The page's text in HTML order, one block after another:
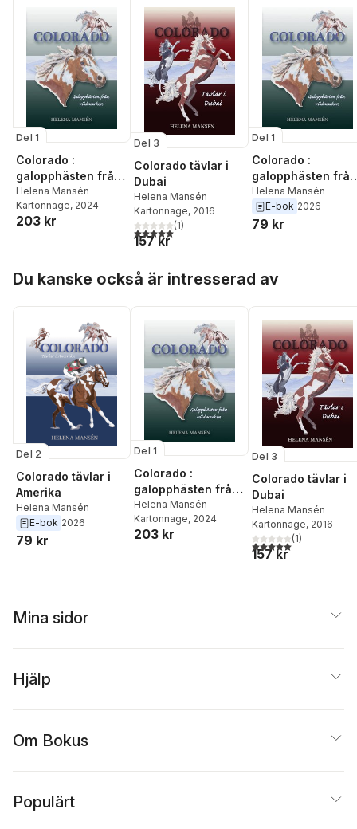
Del 1
Colorado :
galopphästen från
vildmarken
Helena Mansén
Kartonnage, 2024
203 kr
Del 3
Colorado tävlar i
Dubai
Helena Mansén
Kartonnage, 2016
5,0utav 5 stjärnor. Totalt antal röster:
(1)
157 kr
Del 1
Colorado :
galopphästen från
vildmarken
Helena Mansén
E-bok 2026
79 kr
Du kanske också är intresserad av
Del 2
Colorado tävlar i
Amerika
Helena Mansén
E-bok 2026
79 kr
Del 1
Colorado :
galopphästen från
vildmarken
Helena Mansén
Kartonnage, 2024
203 kr
Del 3
Colorado tävlar i
Dubai
Helena Mansén
Kartonnage, 2016
5,0utav 5 stjärnor.
(1)
157 kr
Mina sidor
Hjälp
Om Bokus
Populärt